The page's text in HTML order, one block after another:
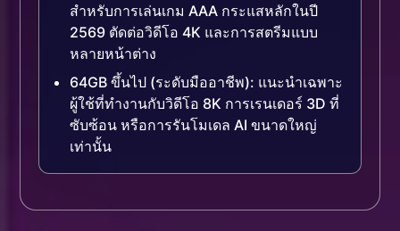
สำหรับการเล่นเกม AAA กระแสหลักในปี
2569 ตัดต่อวิดีโอ 4K และการสตรีมแบบ
หลายหน้าต่าง
64GB ขึ้นไป (ระดับมืออาชีพ): แนะนำเฉพาะ
ผู้ใช้ที่ทำงานกับวิดีโอ 8K การเรนเดอร์ 3D ที่
ซับซ้อน หรือการรันโมเดล AI ขนาดใหญ่
เท่านั้น